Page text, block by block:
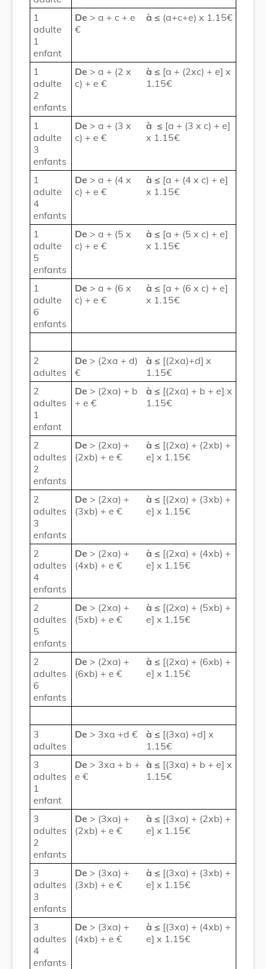
1
adulte
1
enfant
De > a + c + e
€
à ≤ (a+c+e) x 1.15€
1
adulte
2
enfants
De > a + (2 x
c) + e €
à ≤ [a + (2xc) + e] x
1.15€
1
adulte
3
enfants
De > a + (3 x
c) + e €
à ≤ [a + (3 x c) + e]
x 1.15€
1
adulte
4
enfants
De > a + (4 x
c) + e €
à ≤ [a + (4 x c) + e]
x 1.15€
1
adulte
5
enfants
De > a + (5 x
c) + e €
à ≤ [a + (5 x c) + e]
x 1.15€
1
adulte
6
enfants
De > a + (6 x
c) + e €
à ≤ [a + (6 x c) + e]
x 1.15€
2
adultes
De > (2xa + d)
€
à ≤ [(2xa)+d] x
1.15€
2
adultes
1
enfant
De > (2xa) + b
+ e €
à ≤ [(2xa) + b + e] x
1.15€
2
adultes
2
enfants
De > (2xa) +
(2xb) + e €
à ≤ [(2xa) + (2xb) +
e] x 1.15€
2
adultes
3
enfants
De > (2xa) +
(3xb) + e €
à ≤ [(2xa) + (3xb) +
e] x 1.15€
2
adultes
4
enfants
De > (2xa) +
(4xb) + e €
à ≤ [(2xa) + (4xb) +
e] x 1.15€
2
adultes
5
enfants
De > (2xa) +
(5xb) + e €
à ≤ [(2xa) + (5xb) +
e] x 1.15€
2
adultes
6
enfants
De > (2xa) +
(6xb) + e €
à ≤ [(2xa) + (6xb) +
e] x 1.15€
3
adultes
De > 3xa +d € à ≤ [(3xa) +d] x
1.15€
3
adultes
1
enfant
De > 3xa + b +
e €
à ≤ [(3xa) + b + e] x
1.15€
3
adultes
2
enfants
De > (3xa) +
(2xb) + e €
à ≤ [(3xa) + (2xb) +
e] x 1.15€
3
adultes
3
enfants
De > (3xa) +
(3xb) + e €
à ≤ [(3xa) + (3xb) +
e] x 1.15€
3
adultes
4
enfants
De > (3xa) +
(4xb) + e €
à ≤ [(3xa) + (4xb) +
e] x 1.15€